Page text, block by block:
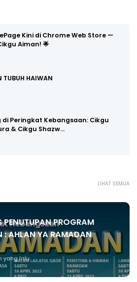
Kini di Chrome Web Store —
Aiman! 🌟
TUBUH HAIWAN
di Peringkat Kebangsaan: Cikgu
& Cikgu Shazw…
LIHAT SEMUA
PROGRAM
: AHLAN YA RAMADAN
yang lalu